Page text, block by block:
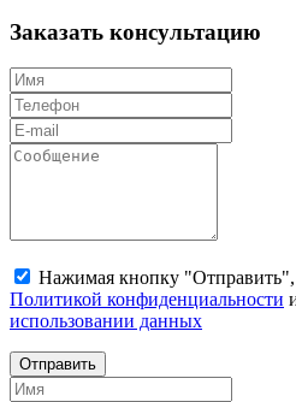
Заказать консультацию
Нажимая кнопку "Отправить",
Политикой конфиденциальности
использовании данных
Отправить